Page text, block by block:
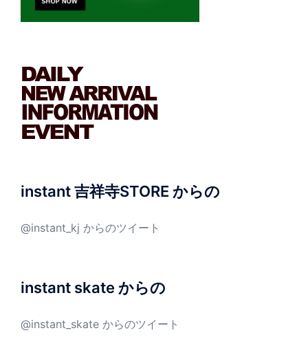
instant 吉祥寺STORE からの
@instant_kj からのツイート
instant skate からの
@instant_skate からのツイート